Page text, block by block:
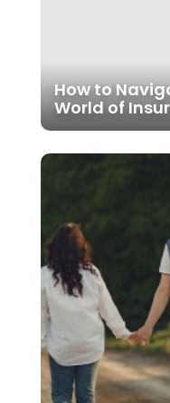
How to
World of